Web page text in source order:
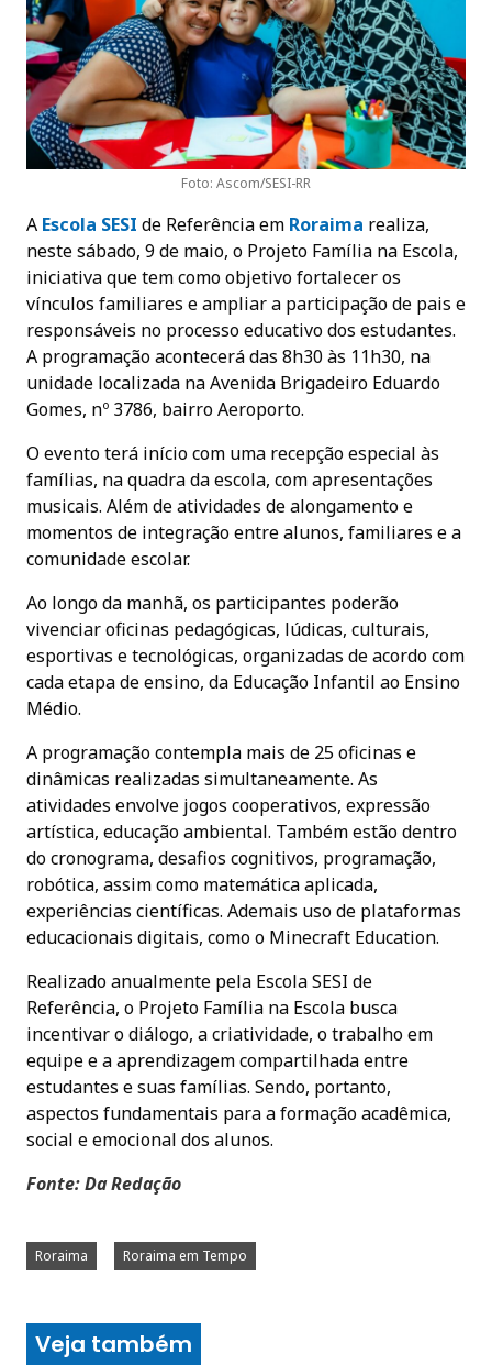
Foto: Ascom/SESI-RR
A Escola SESI de Referência em Roraima realiza,
neste sábado, 9 de maio, o Projeto Família na Escola,
iniciativa que tem como objetivo fortalecer os
vínculos familiares e ampliar a participação de pais e
responsáveis no processo educativo dos estudantes.
A programação acontecerá das 8h30 às 11h30, na
unidade localizada na Avenida Brigadeiro Eduardo
Gomes, nº 3786, bairro Aeroporto.
O evento terá início com uma recepção especial às
famílias, na quadra da escola, com apresentações
musicais. Além de atividades de alongamento e
momentos de integração entre alunos, familiares e a
comunidade escolar.
Ao longo da manhã, os participantes poderão
vivenciar oficinas pedagógicas, lúdicas, culturais,
esportivas e tecnológicas, organizadas de acordo com
cada etapa de ensino, da Educação Infantil ao Ensino
Médio.
A programação contempla mais de 25 oficinas e
dinâmicas realizadas simultaneamente. As
atividades envolve jogos cooperativos, expressão
artística, educação ambiental. Também estão dentro
do cronograma, desafios cognitivos, programação,
robótica, assim como matemática aplicada,
experiências científicas. Ademais uso de plataformas
educacionais digitais, como o Minecraft Education.
Realizado anualmente pela Escola SESI de
Referência, o Projeto Família na Escola busca
incentivar o diálogo, a criatividade, o trabalho em
equipe e a aprendizagem compartilhada entre
estudantes e suas famílias. Sendo, portanto,
aspectos fundamentais para a formação acadêmica,
social e emocional dos alunos.
Fonte: Da Redação
Roraima Roraima em Tempo
Veja também